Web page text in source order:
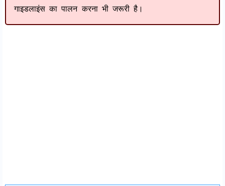
गाइडलाइंस का पालन करना भी जरूरी है।